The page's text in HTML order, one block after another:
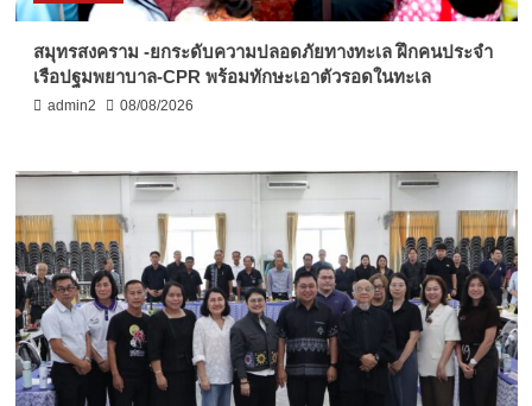
สมุทรสงคราม -ยกระดับความปลอดภัยทางทะเล ฝึกคนประจำ
เรือปฐมพยาบาล-CPR พร้อมทักษะเอาตัวรอดในทะเล
admin2 08/08/2026